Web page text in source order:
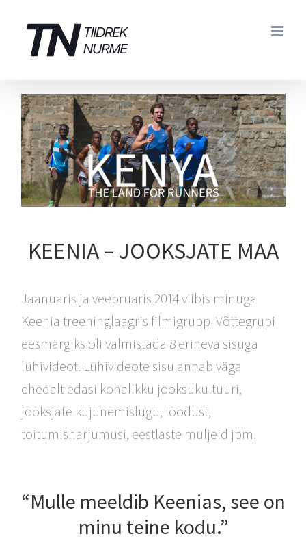
content
KEENIA – JOOKSJATE MAA
Jaanuaris ja veebruaris 2014 viibis minuga
Keenia treeninglaagris filmigrupp. Võttegrupi
eesmärgiks oli valmistada 8 erineva sisuga
lühivideot. Lühivideote sisu annab väga
ehedalt edasi kohalikku jooksukultuuri,
jooksjate kujunemislugu, loodust,
toitumisharjumusi, eestlaste muljeid jpm.
“Mulle meeldib Keenias, see on
minu teine kodu.”